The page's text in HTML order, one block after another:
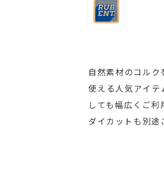
自然素材のコル
使える人気アイテ
しても幅広くご
ダイカットも別途